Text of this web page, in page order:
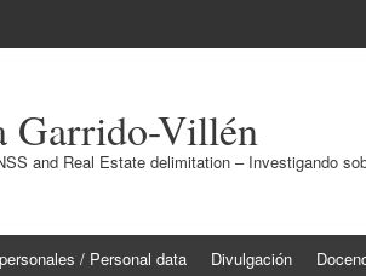
Garrido-Villén
and Real Estate delimitation – Investigando
/ Personal data Divulgación